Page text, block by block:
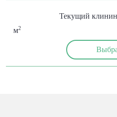
Текущий
м2